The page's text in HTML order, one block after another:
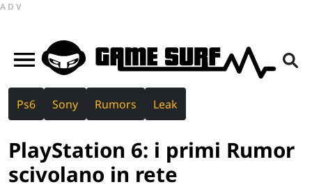
ADV
Ps6 Sony Rumors Leak
PlayStation 6: i primi Rumor
scivolano in rete